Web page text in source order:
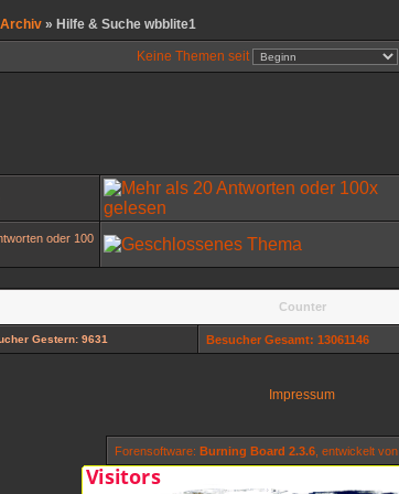
» Hilfe & Suche wbblite1
Keine Themen seit
oder 100
Counter
Gestern: 9631 Besucher Gesamt: 13061146
Impressum
Forensoftware: Burning Board 2.3.6 , entwickelt von